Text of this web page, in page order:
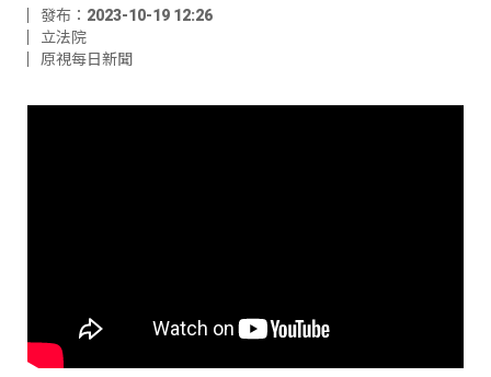
發布：2023-10-19 12:26
立法院
原視每日新聞